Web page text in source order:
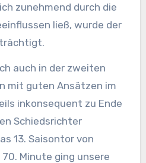
zunehmend durch die
ließ, wurde der
auch in der zweiten
mit guten Ansätzen im
inkonsequent zu Ende
Schiedsrichter
13. Saisontor von
Minute ging unsere